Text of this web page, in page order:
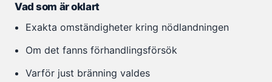
Vad som är oklart
Exakta omständigheter kring nödlandningen
Om det fanns förhandlingsförsök
Varför just bränning valdes